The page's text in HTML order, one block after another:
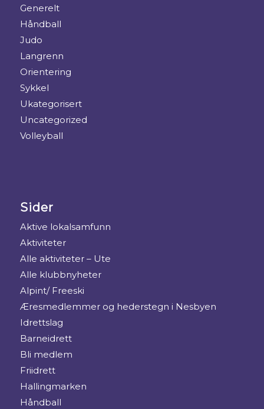
Generelt
Håndball
Judo
Langrenn
Orientering
Sykkel
Ukategorisert
Uncategorized
Volleyball
Sider
Aktive lokalsamfunn
Aktiviteter
Alle aktiviteter – Ute
Alle klubbnyheter
Alpint/ Freeski
Æresmedlemmer og hederstegn i Nesbyen
Idrettslag
Barneidrett
Bli medlem
Friidrett
Hallingmarken
Håndball